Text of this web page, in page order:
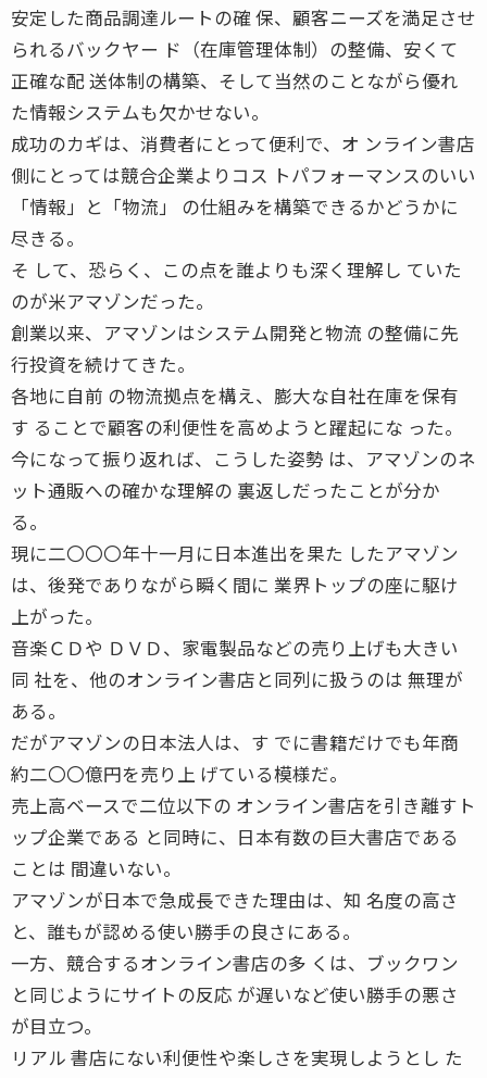
安定した商品調達ルートの確 保、顧客ニーズを満足させ
られるバックヤー ド（在庫管理体制）の整備、安くて
正確な配 送体制の構築、そして当然のことながら優れ
た情報システムも欠かせない。
成功のカギは、消費者にとって便利で、オ ンライン書店
側にとっては競合企業よりコス トパフォーマンスのいい
「情報」と「物流」 の仕組みを構築できるかどうかに
尽きる。
そ して、恐らく、この点を誰よりも深く理解し ていた
のが米アマゾンだった。
創業以来、アマゾンはシステム開発と物流 の整備に先
行投資を続けてきた。
各地に自前 の物流拠点を構え、膨大な自社在庫を保有
す ることで顧客の利便性を高めようと躍起にな った。
今になって振り返れば、こうした姿勢 は、アマゾンのネ
ット通販への確かな理解の 裏返しだったことが分か
る。
現に二〇〇〇年十一月に日本進出を果た したアマゾン
は、後発でありながら瞬く間に 業界トップの座に駆け
上がった。
音楽ＣＤや ＤＶＤ、家電製品などの売り上げも大きい
同 社を、他のオンライン書店と同列に扱うのは 無理が
ある。
だがアマゾンの日本法人は、す でに書籍だけでも年商
約二〇〇億円を売り上 げている模様だ。
売上高ベースで二位以下の オンライン書店を引き離すト
ップ企業である と同時に、日本有数の巨大書店である
ことは 間違いない。
アマゾンが日本で急成長できた理由は、知 名度の高さ
と、誰もが認める使い勝手の良さにある。
一方、競合するオンライン書店の多 くは、ブックワン
と同じようにサイトの反応 が遅いなど使い勝手の悪さ
が目立つ。
リアル 書店にない利便性や楽しさを実現しようとし た